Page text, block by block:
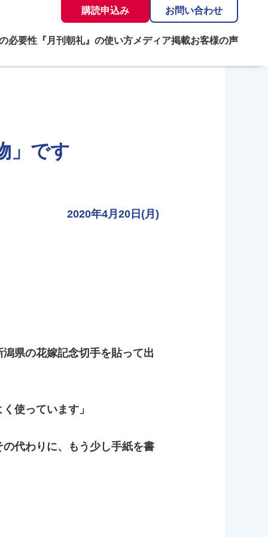
購読申込み お問い合わせ
必要性 『月刊朝礼』の使い方メディア掲載お客様の声
」です
2020年4月20日(月)
県の花嫁記念切手を貼って出
使っています」
代わりに、もう少し手紙を書